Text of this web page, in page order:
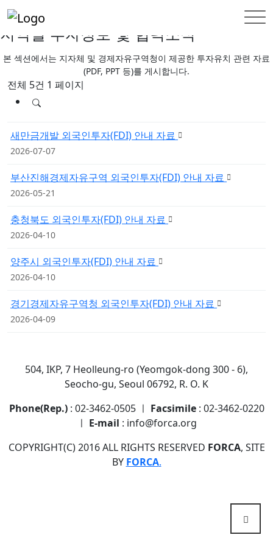
지역별 투자정보 및 협력소식
본 섹션에서는 지자체 및 경제자유구역청이 제공한 투자유치 관련 자료
(PDF, PPT 등)를 게시합니다.
전체 5건 1 페이지
새만금개발 외국인투자(FDI) 안내 자료
2026-07-07
부산진해경제자유구역 외국인투자(FDI) 안내 자료
2026-05-21
충청북도 외국인투자(FDI) 안내 자료
2026-04-10
양주시 외국인투자(FDI) 안내 자료
2026-04-10
경기경제자유구역청 외국인투자(FDI) 안내 자료
2026-04-09
504, IKP, 7 Heolleung-ro (Yeomgok-dong 300 - 6),
Seocho-gu, Seoul 06792, R. O. K
Phone(Rep.): 02-3462-0505 ㅣ Facsimile: 02-3462-0220
ㅣ E-mail : info@forca.org
COPYRIGHT(C) 2016 ALL RIGHTS RESERVED FORCA, SITE
BY FORCA.